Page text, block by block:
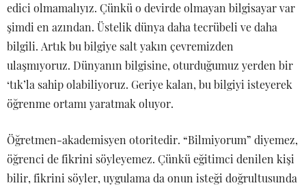
edici olmamalıyız. Çünkü o devirde olmayan bilgisayar var
şimdi en azından. Üstelik dünya daha tecrübeli ve daha
bilgili. Artık bu bilgiye salt yakın çevremizden
ulaşmıyoruz. Dünyanın bilgisine, oturduğumuz yerden bir
‘tık’la sahip olabiliyoruz. Geriye kalan, bu bilgiyi isteyerek
öğrenme ortamı yaratmak oluyor.
Öğretmen-akademisyen otoritedir. “Bilmiyorum” diyemez,
öğrenci de fikrini söyleyemez. Çünkü eğitimci denilen kişi
bilir, fikrini söyler, uygulama da onun isteği doğrultusunda